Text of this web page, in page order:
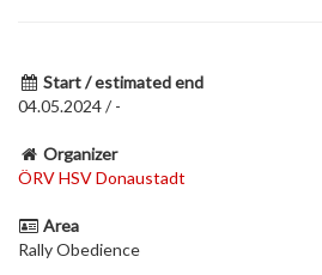
Start / estimated end
04.05.2024 / -
Organizer
ÖRV HSV Donaustadt
Area
Rally Obedience